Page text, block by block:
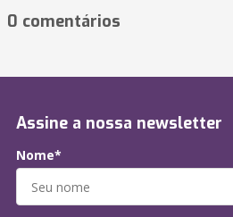
0 comentários
Assine a nossa newsletter
Nome*